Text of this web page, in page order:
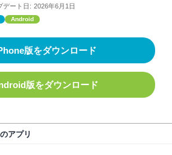
デート日: 2026年6月1日
Android
版をダウンロード
版をダウンロード
アプリ